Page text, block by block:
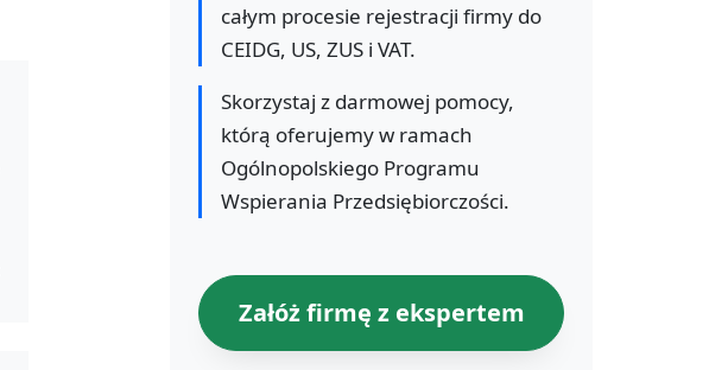
całym procesie rejestracji firmy do
CEIDG, US, ZUS i VAT.
Skorzystaj z darmowej pomocy,
którą oferujemy w ramach
Ogólnopolskiego Programu
Wspierania Przedsiębiorczości.
Załóż firmę z ekspertem